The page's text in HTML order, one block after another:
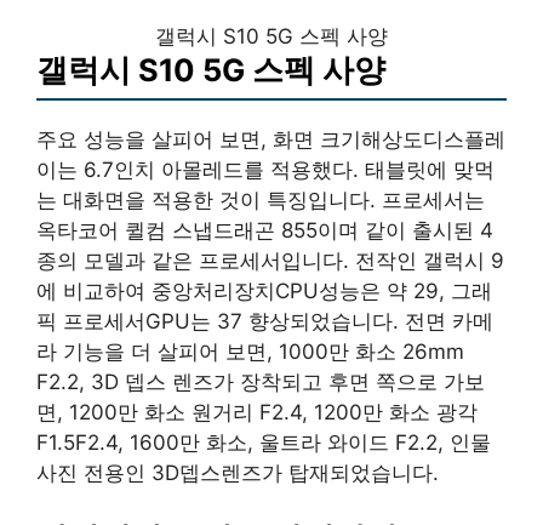
갤럭시 S10 5G 스펙 사양
갤럭시 S10 5G 스펙 사양
주요 성능을 살피어 보면, 화면 크기해상도디스플레
이는 6.7인치 아몰레드를 적용했다. 태블릿에 맞먹
는 대화면을 적용한 것이 특징입니다. 프로세서는
옥타코어 퀼컴 스냅드래곤 855이며 같이 출시된 4
종의 모델과 같은 프로세서입니다. 전작인 갤럭시 9
에 비교하여 중앙처리장치CPU성능은 약 29, 그래
픽 프로세서GPU는 37 향상되었습니다. 전면 카메
라 기능을 더 살피어 보면, 1000만 화소 26mm
F2.2, 3D 뎁스 렌즈가 장착되고 후면 쪽으로 가보
면, 1200만 화소 원거리 F2.4, 1200만 화소 광각
F1.5F2.4, 1600만 화소, 울트라 와이드 F2.2, 인물
사진 전용인 3D뎁스렌즈가 탑재되었습니다.